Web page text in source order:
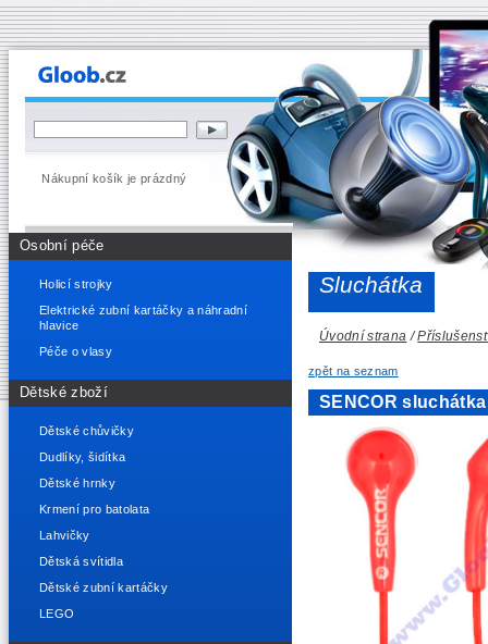
Nákupní košík je prázdný
Osobní péče
Holicí strojky
Elektrické zubní kartáčky a náhradní
hlavice
Péče o vlasy
Dětské zboží
Dětské chůvičky
Dudlíky, šidítka
Dětské hrnky
Krmení pro batolata
Lahvičky
Dětská svítidla
Dětské zubní kartáčky
LEGO
Sluchátka
Úvodní strana /
zpět na seznam
SENCOR